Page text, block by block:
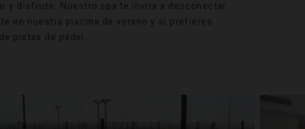
y disfrute. Nuestro spa te invita a desconectar
en nuestra piscina de verano y si prefieres
pistas de pádel.